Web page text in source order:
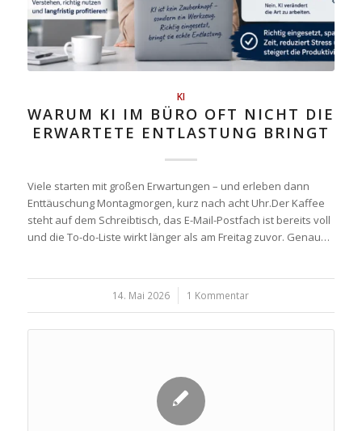
KI
WARUM KI IM BÜRO OFT NICHT DIE
ERWARTETE ENTLASTUNG BRINGT
Viele starten mit großen Erwartungen – und erleben dann
Enttäuschung Montagmorgen, kurz nach acht Uhr.Der Kaffee
steht auf dem Schreibtisch, das E-Mail-Postfach ist bereits voll
und die To-do-Liste wirkt länger als am Freitag zuvor. Genau…
14. Mai 2026
/ 1 Kommentar